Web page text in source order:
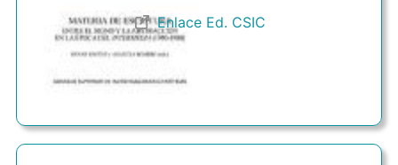
Enlace Ed. CSIC